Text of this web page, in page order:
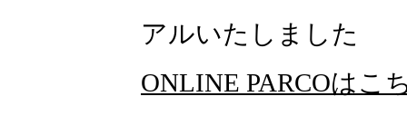
アルいたしました
ONLINE PARCOはこ